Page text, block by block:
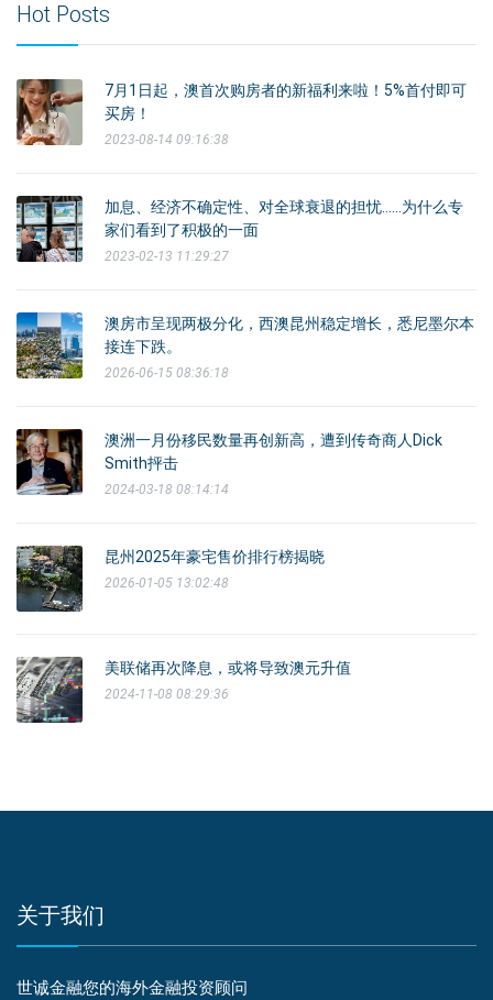
Hot Posts
7月1日起，澳首次购房者的新福利来啦！5%首付即可
买房！
2023-08-14 09:16:38
加息、经济不确定性、对全球衰退的担忧……为什么专
家们看到了积极的一面
2023-02-13 11:29:27
澳房市呈现两极分化，西澳昆州稳定增长，悉尼墨尔本
接连下跌。
2026-06-15 08:36:18
澳洲一月份移民数量再创新高，遭到传奇商人Dick
Smith抨击
2024-03-18 08:14:14
昆州2025年豪宅售价排行榜揭晓
2026-01-05 13:02:48
美联储再次降息，或将导致澳元升值
2024-11-08 08:29:36
关于我们
世诚金融您的海外金融投资顾问